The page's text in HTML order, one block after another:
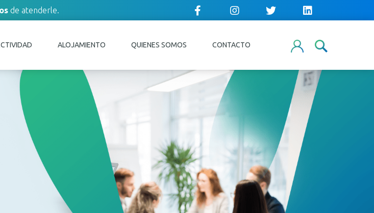
de atenderle.
ALOJAMIENTO QUIENES SOMOS CONTACTO